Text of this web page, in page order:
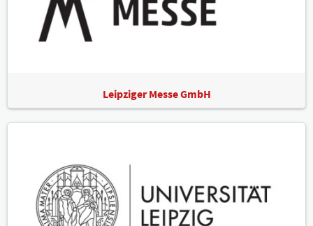
Leipziger Messe GmbH